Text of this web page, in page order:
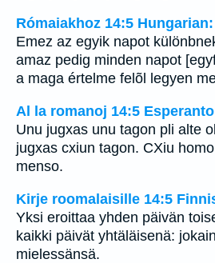
Rómaiakhoz 14:5
Emez az egyik napot
amaz pedig minden napot
a maga értelme felõl legyen
Al la romanoj 14:5 Esperanto
Unu jugxas unu tagon pli alte
jugxas cxiun tagon. CXiu
menso.
Kirje roomalaisille 14:5
Yksi eroittaa yhden päivän
kaikki päivät yhtäläisenä:
mielessänsä.